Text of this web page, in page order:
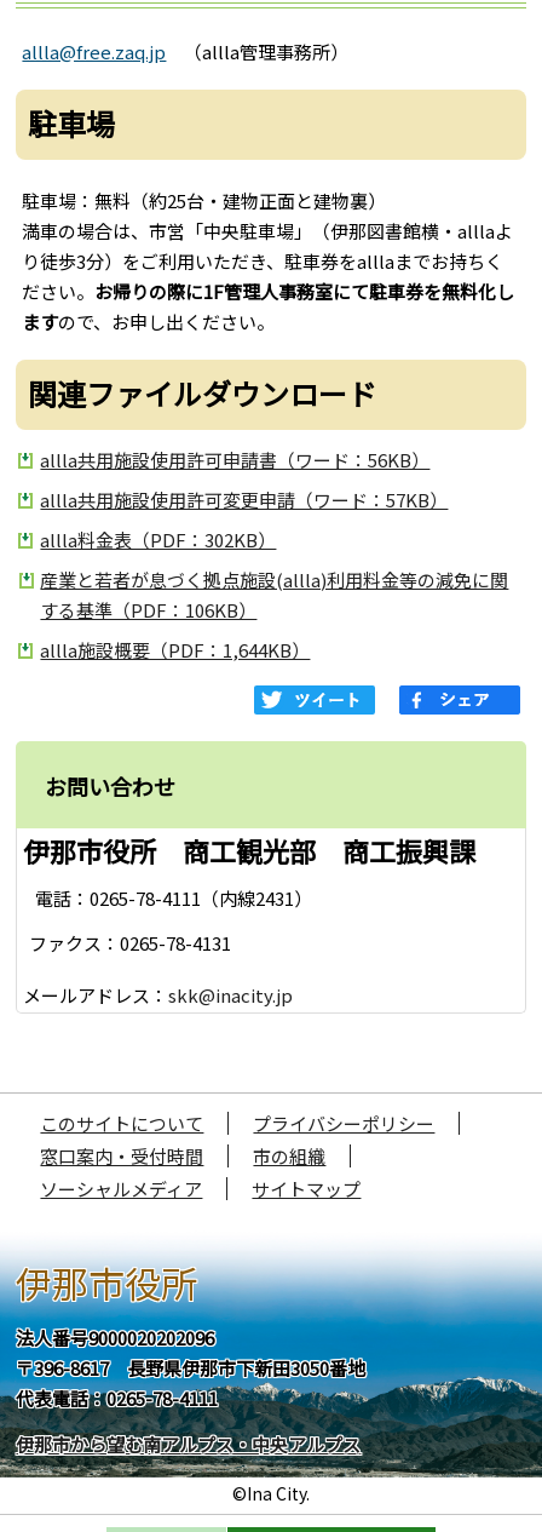
allla@free.zaq.jp （allla管理事務所）
駐車場
駐車場：無料（約25台・建物正面と建物裏）
満車の場合は、市営「中央駐車場」（伊那図書館横・alllaよ
り徒歩3分）をご利用いただき、駐車券をalllaまでお持ちく
ださい。 お帰りの際に1F管理人事務室にて駐車券を無料化し
ますので、お申し出ください。
関連ファイルダウンロード
allla共用施設使用許可申請書（ワード：56KB）
allla共用施設使用許可変更申請（ワード：57KB）
allla料金表（PDF：302KB）
産業と若者が息づく拠点施設(allla)利用料金等の減免に関
する基準（PDF：106KB）
allla施設概要（PDF：1,644KB）
お問い合わせ
伊那市役所 商工観光部 商工振興課
電話：0265-78-4111（内線2431）
ファクス：0265-78-4131
メールアドレス：skk@inacity.jp
このサイトについて
プライバシーポリシー
窓口案内・受付時間
市の組織
ソーシャルメディア
サイトマップ
伊那市役所
法人番号9000020202096
〒396-8617 長野県伊那市下新田3050番地
代表電話：0265-78-4111
伊那市から望む南アルプス・中央アルプス
©Ina City.